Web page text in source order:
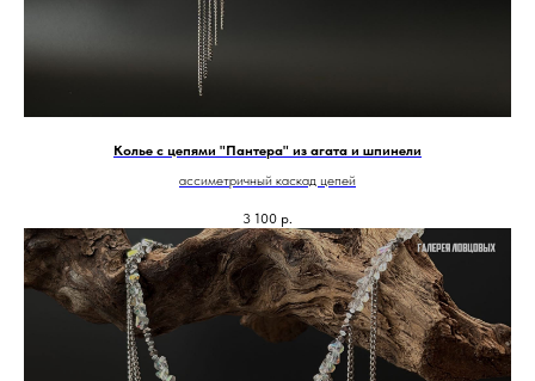
Колье с цепями "Пантера" из агата и шпинели
ассиметричный каскад цепей
3 100 р.